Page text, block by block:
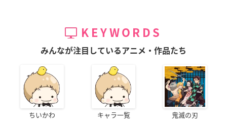
KEYWORDS
みんなが注目しているアニメ・作品たち
ちいかわ キャラ一覧 鬼滅の刃